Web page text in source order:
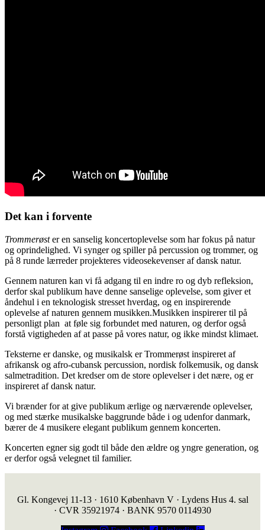
Det kan i forvente
Trommerøster en sanselig koncertoplevelse som har fokus på natur
og oprindelighed. Vi synger og spiller på percussion og trommer, og
på 8 runde lærreder projekteres videosekevenser af dansk natur.
Gennem naturen kan vi få adgang til en indre ro og dyb refleksion,
derfor skal publikum have denne sanselige oplevelse, som giver et
åndehul i en teknologisk stresset hverdag, og en inspirerende
oplevelse af naturen gennem musikken.Musikken inspirerer til på
personligt plan at føle sig forbundet med naturen, og derfor også
forstå vigtigheden af at passe på vores natur, og ikke mindst klimaet.
Teksterne er danske, og musikalsk er Trommerøst inspireret af
afrikansk og afro-cubansk percussion, nordisk folkemusik, og dansk
salmetradition. Det kredser om de store oplevelser i det nære, og er
inspireret af dansk natur.
Vi brænder for at give publikum ærlige og nærværende oplevelser,
og med stærke musikalske baggrunde både i og udenfor danmark,
bærer de 4 musikere elegant publikum gennem koncerten.
Koncerten egner sig godt til både den ældre og yngre generation, og
er derfor også velegnet til familier.
Gl. Kongevej 11-13 · 1610 København V · Lydens Hus 4. sal
· CVR 35921974 · BANK 9570 0114930